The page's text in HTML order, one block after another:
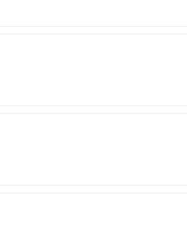
satım, duyuru, mini reklam